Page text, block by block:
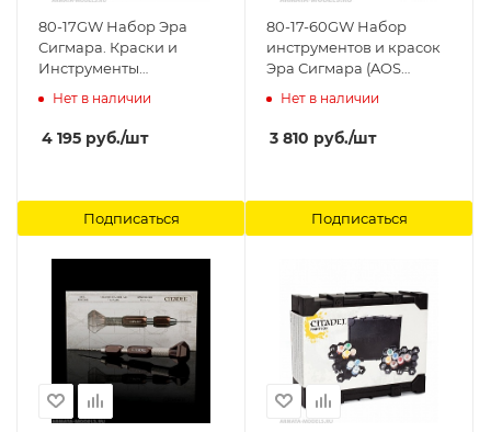
80-17GW Набор Эра
Сигмара. Краски и
Инструменты
(Warhammer Age of
Games Workshop
Нет в наличии
4 195 руб./шт
Подписаться
80-17-60GW Набор
инструментов и красок
Эра Сигмара (AOS
PAINTS+TOOLS) Citadel
Нет в наличии
3 810 руб./шт
Подписаться